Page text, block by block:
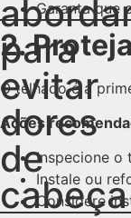
para
evitar
dores
de
cabeça
Garanta que
2.
O telhado é a
Ações
Inspecione o
Instale ou
Considere